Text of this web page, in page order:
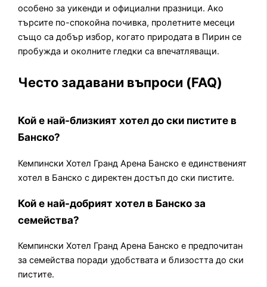
особено за уикенди и официални празници. Ако
търсите по-спокойна почивка, пролетните месеци
също са добър избор, когато природата в Пирин се
пробужда и околните гледки са впечатляващи.
Често задавани въпроси (FAQ)
Кой е най-близкият хотел до ски пистите в
Банско?
Кемпински Хотел Гранд Арена Банско е единственият
хотел в Банско с директен достъп до ски пистите.
Кой е най-добрият хотел в Банско за
семейства?
Кемпински Хотел Гранд Арена Банско е предпочитан
за семейства поради удобствата и близостта до ски
пистите.